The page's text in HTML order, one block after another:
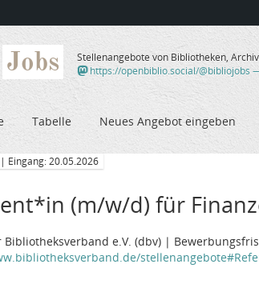
Jobs
Stellenangebote von Bibliotheken,
https://openbiblio.social/@bibliojobs
Tabelle Neues Angebot eingeben
| Eingang: 20.05.2026
(m/w/d) für
Bibliotheksverband e.V. (dbv) |